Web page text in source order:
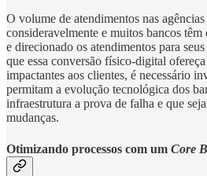
O volume de atendimentos nas
consideravelmente e muitos bancos têm
e direcionado os atendimentos para
que essa conversão físico-digital
impactantes aos clientes, é necessário
permitam a evolução tecnológica dos
infraestrutura a prova de falha e que
mudanças.
Otimizando processos com um Core